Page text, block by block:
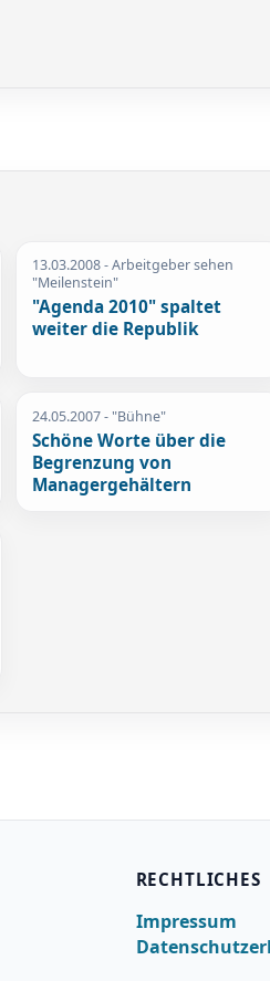
13.03.2008- Arbeitgeber sehen
"Meilenstein"
"Agenda 2010" spaltet
weiter die Republik
24.05.2007- "Bühne"
Schöne Worte über die
Begrenzung von
Managergehältern
RECHTLICHES
Impressum